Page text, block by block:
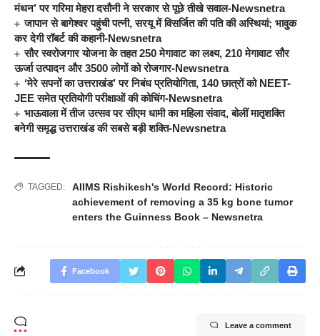
मंथन’ पर गरिमा मेहरा दसौनी ने सरकार से पूछे तीखे सवाल-Newsnetra
जापान से बागेश्वर पहुंची पत्नी, सरयू में विसर्जित की पति की अस्थियां; भावुक
कर देगी रॉबर्ट की कहानी-Newsnetra
सौर स्वरोजगार योजना के तहत 250 मेगावाट का लक्ष्य, 210 मेगावाट सौर
ऊर्जा उत्पादन और 3500 लोगों को रोजगार-Newsnetra
‘मेरे सपनों का उत्तराखंड’ पर निबंध प्रतियोगिता, 140 छात्रों को NEET-
JEE समेत प्रतियोगी परीक्षाओं की कोचिंग-Newsnetra
भाऊवाला में तीज उत्सव पर सीएम धामी का महिला संवाद, बोलीं मातृशक्ति
बनेगी समृद्ध उत्तराखंड की सबसे बड़ी शक्ति-Newsnetra
TAGGED:
AIIMS Rishikesh's World Record: Historic
achievement of removing a 35 kg bone tumor
enters the Guinness Book – Newsnetra
Facebook
Leave a comment